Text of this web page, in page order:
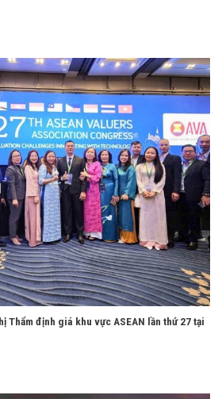
Thẩm định giá khu vực ASEAN lần thứ 27 tại